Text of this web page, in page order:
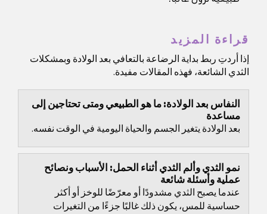
قراءة المزيد
إذا أردتِ ربط بداية الرضاعة بالتعافي بعد الولادة وبمشكلات
الثدي الشائعة، فهذه المقالات مفيدة.
النفاس بعد الولادة: ما هو الطبيعي ومتى تحتاجين إلى
مساعدة
بعد الولادة يتغير الجسم والحياة اليومية في الوقت نفسه.
نمو الثدي وألم الثدي أثناء الحمل: الأسباب ونصائح
عملية وأسئلة شائعة
عندما يصبح الثدي مشدودًا أو معرّضًا للوخز أو أكثر
حساسية للمس، يكون ذلك غالبًا جزءًا من التغيرات